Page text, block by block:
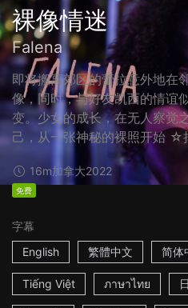
裸像情迷
Falena
即将搬离郊区的蕾拉意外地在
像，同时，与好友凯西的情谊
变。少女的成长，在无人察
己，从一张神秘的裸照开始 ☆
16m加拿大2022
免费
字幕
English
繁體中文 简体
Tiếng Việt ภาษาไทย